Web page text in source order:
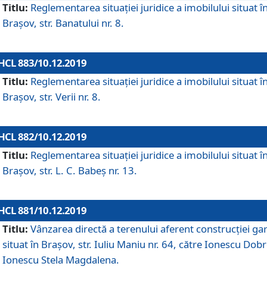
Titlu: Reglementarea situației juridice a imobilului situat
Brașov, str. Banatului nr. 8.
883/10.12.2019
Titlu: Reglementarea situației juridice a imobilului situat
Brașov, str. Verii nr. 8.
882/10.12.2019
Titlu: Reglementarea situației juridice a imobilului situat
Brașov, str. L. C. Babeș nr. 13.
881/10.12.2019
Titlu: Vânzarea directă a terenului aferent construcției
situat în Brașov, str. Iuliu Maniu nr. 64, către Ionescu
Ionescu Stela Magdalena.